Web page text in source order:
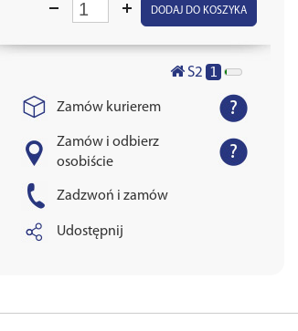
DODAJ DO KOSZYKA
S2 1
Zamów kurierem
Zamów i odbierz
osobiście
Zadzwoń i zamów
Udostępnij